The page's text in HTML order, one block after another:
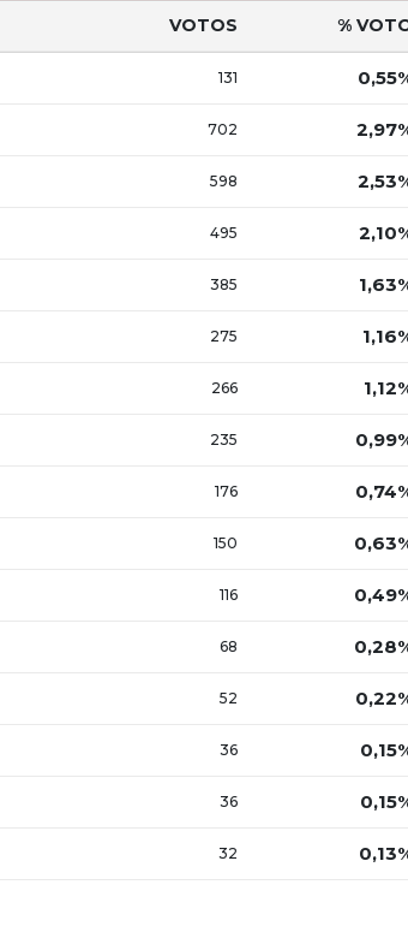
VOTOS %
131
702
598
495
385
275
266
235
176
150
116
68
52
36
36
32